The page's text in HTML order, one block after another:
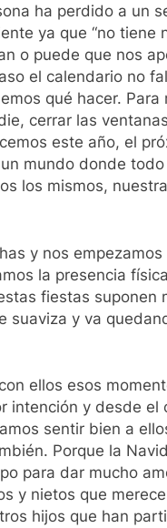
ha perdido a un
ya que “no tiene
o puede que nos
el calendario no
qué hacer. Para
cerrar las
este año, el
mundo donde
los mismos,
y nos
la presencia
fiestas suponen
suaviza y va
ellos esos
intención y desde el
sentir bien a
Porque la
para dar mucho
y nietos que
hijos que han